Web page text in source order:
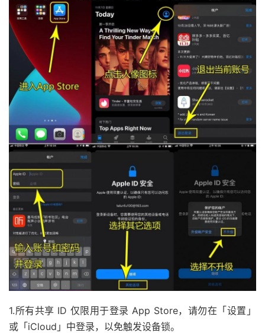
1.所有共享 ID 仅限用于登录 App Store，请勿在「设置」
或「iCloud」中登录，以免触发设备锁。